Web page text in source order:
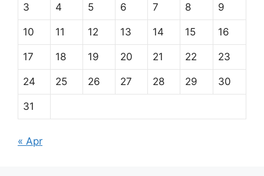
3 4 5 6 7 8 9
10 11 12 13 14 15 16
17 18 19 20 21 22 23
24 25 26 27 28 29 30
31
« Apr